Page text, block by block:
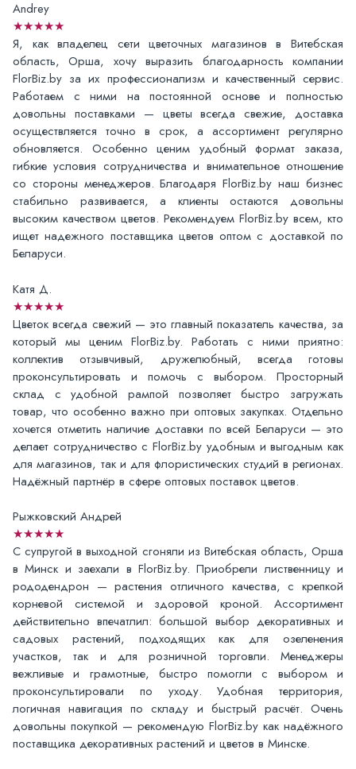
Andrey
★★★★★
Я, как владелец сети цветочных магазинов в Витебская
область, Орша, хочу выразить благодарность компании
FlorBiz.by за их профессионализм и качественный сервис.
Работаем с ними на постоянной основе и полностью
довольны поставками — цветы всегда свежие, доставка
осуществляется точно в срок, а ассортимент регулярно
обновляется. Особенно ценим удобный формат заказа,
гибкие условия сотрудничества и внимательное отношение
со стороны менеджеров. Благодаря FlorBiz.by наш бизнес
стабильно развивается, а клиенты остаются довольны
высоким качеством цветов. Рекомендуем FlorBiz.by всем, кто
ищет надежного поставщика цветов оптом с доставкой по
Беларуси.
Катя Д.
★★★★★
Цветок всегда свежий — это главный показатель качества, за
который мы ценим FlorBiz.by. Работать с ними приятно:
коллектив отзывчивый, дружелюбный, всегда готовы
проконсультировать и помочь с выбором. Просторный
склад с удобной рампой позволяет быстро загружать
товар, что особенно важно при оптовых закупках. Отдельно
хочется отметить наличие доставки по всей Беларуси — это
делает сотрудничество с FlorBiz.by удобным и выгодным как
для магазинов, так и для флористических студий в регионах.
Надёжный партнёр в сфере оптовых поставок цветов.
Рыжковский Андрей
★★★★★
С супругой в выходной сгоняли из Витебская область, Орша
в Минск и заехали в FlorBiz.by. Приобрели лиственницу и
рододендрон — растения отличного качества, с крепкой
корневой системой и здоровой кроной. Ассортимент
действительно впечатлил: большой выбор декоративных и
садовых растений, подходящих как для озеленения
участков, так и для розничной торговли. Менеджеры
вежливые и грамотные, быстро помогли с выбором и
проконсультировали по уходу. Удобная территория,
логичная навигация по складу и быстрый расчёт. Очень
довольны покупкой — рекомендую FlorBiz.by как надёжного
поставщика декоративных растений и цветов в Минске.